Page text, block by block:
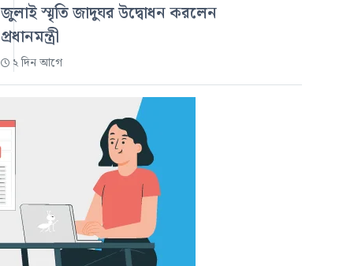
জুলাই স্মৃতি জাদুঘর উদ্বোধন করলেন
প্রধানমন্ত্রী
২ দিন আগে